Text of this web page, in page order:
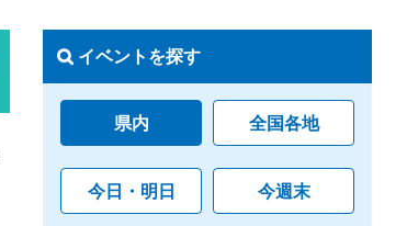
イベントを探す
県内 全国各地
今日・明日 今週末